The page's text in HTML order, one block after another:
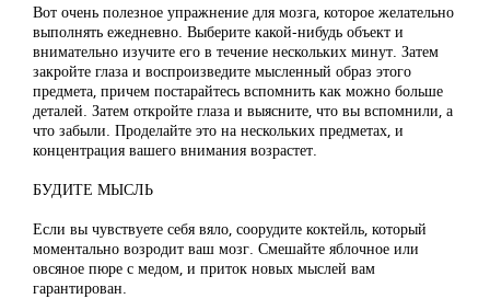
Вот очень полезное упражнение для мозга, которое желательно
выполнять ежедневно. Выберите какой-нибудь объект и
внимательно изучите его в течение нескольких минут. Затем
закройте глаза и воспроизведите мысленный образ этого
предмета, причем постарайтесь вспомнить как можно больше
деталей. Затем откройте глаза и выясните, что вы вспомнили, а
что забыли. Проделайте это на нескольких предметах, и
концентрация вашего внимания возрастет.
БУДИТЕ МЫСЛЬ
Если вы чувствуете себя вяло, соорудите коктейль, который
моментально возродит ваш мозг. Смешайте яблочное или
овсяное пюре с медом, и приток новых мыслей вам
гарантирован.